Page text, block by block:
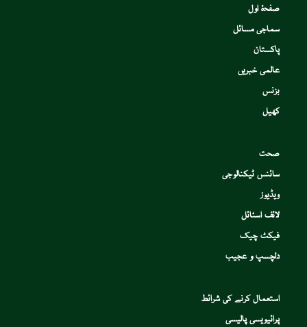
صفحۂ اول
سماجی مسائل
پاکستان
عالمی خبریں
بزنس
کھیل
صحت
سائنس ٹیکنالوجی
ویڈیوز
لائف اسٹائل
فیکٹ چیک
دلچسپ و عجیب
استعمال کرنے کی شرائط
پرائیویسی پالیسی